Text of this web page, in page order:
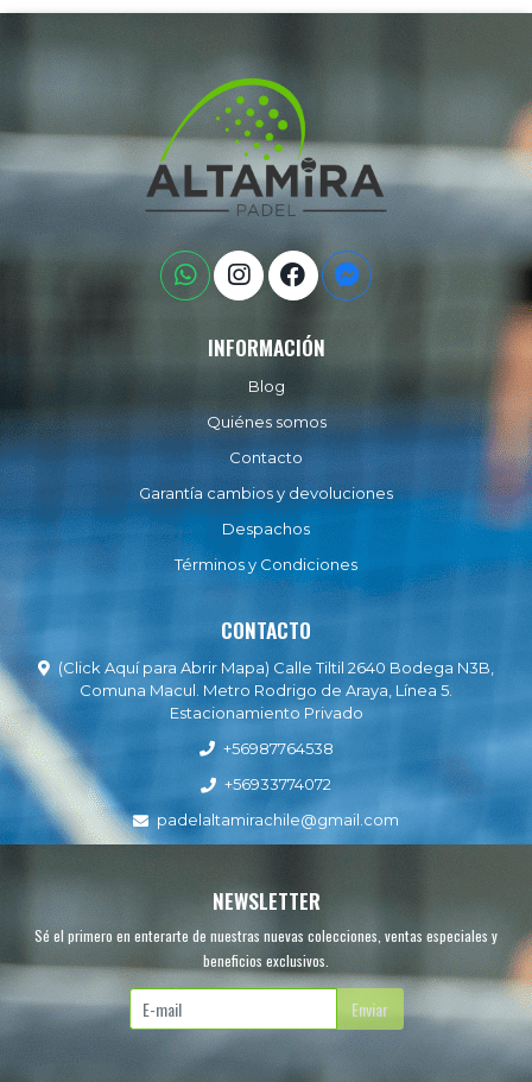
INFORMACIÓN
Blog
Quiénes somos
Contacto
Garantía cambios y devoluciones
Despachos
Términos y Condiciones
CONTACTO
(Click Aquí para Abrir Mapa) Calle Tiltil 2640 Bodega N3B,
Comuna Macul. Metro Rodrigo de Araya, Línea 5.
Estacionamiento Privado
+56987764538
+56933774072
padelaltamirachile@gmail.com
NEWSLETTER
Sé el primero en enterarte de nuestras nuevas colecciones, ventas especiales y
beneficios exclusivos.
Enviar